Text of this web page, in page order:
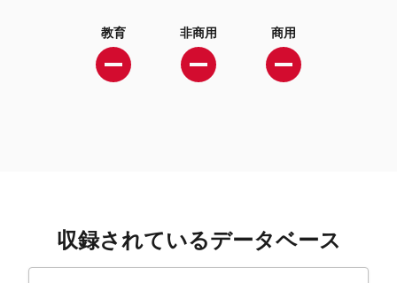
教育 非商用 商用
収録されているデータベース